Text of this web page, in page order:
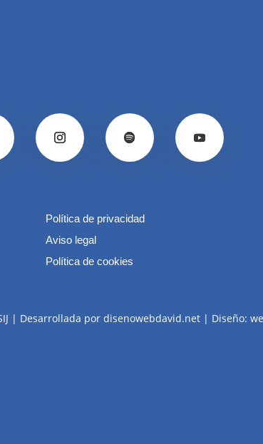
Política de privacidad
Aviso legal
Política de cookies
| Desarrollada por disenowebdavid.net | Diseño: